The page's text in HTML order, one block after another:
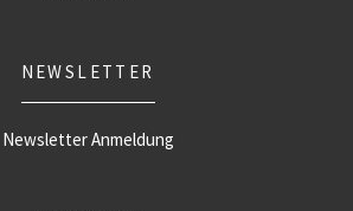
NEWSLETTER
Newsletter Anmeldung